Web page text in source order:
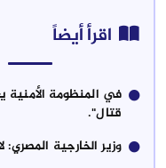
اقرأ أيضاً
في المنظومة الأمنية
قتال".
وزير الخارجية